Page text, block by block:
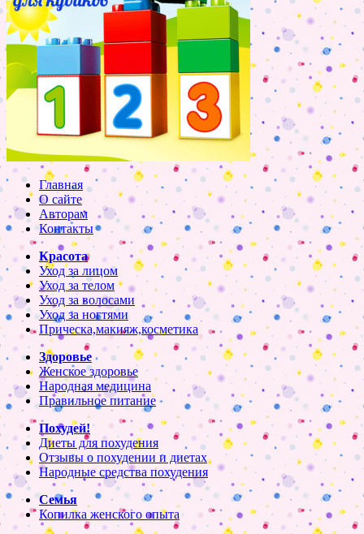
Главная
О сайте
Авторам
Контакты
Красота
Уход за лицом
Уход за телом
Уход за волосами
Уход за ногтями
Прическа,макияж,косметика
Здоровье
Женское здоровье
Народная медицина
Правильное питание
Похудей!
Диеты для похудения
Отзывы о похудении и диетах
Народные средства похудения
Семья
Копилка женского опыта